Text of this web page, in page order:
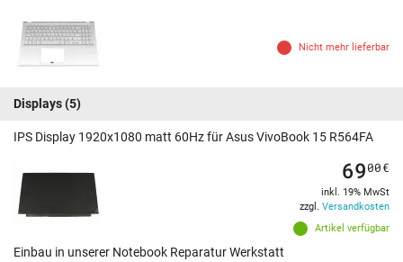
Nicht mehr lieferbar
Displays(5)
IPS Display 1920x1080 matt 60Hz für Asus VivoBook 15 R564FA
Artikel verfügbar
6900€
inkl. 19% MwSt
zzgl. Versandkosten
Einbau in unserer Notebook Reparatur Werkstatt